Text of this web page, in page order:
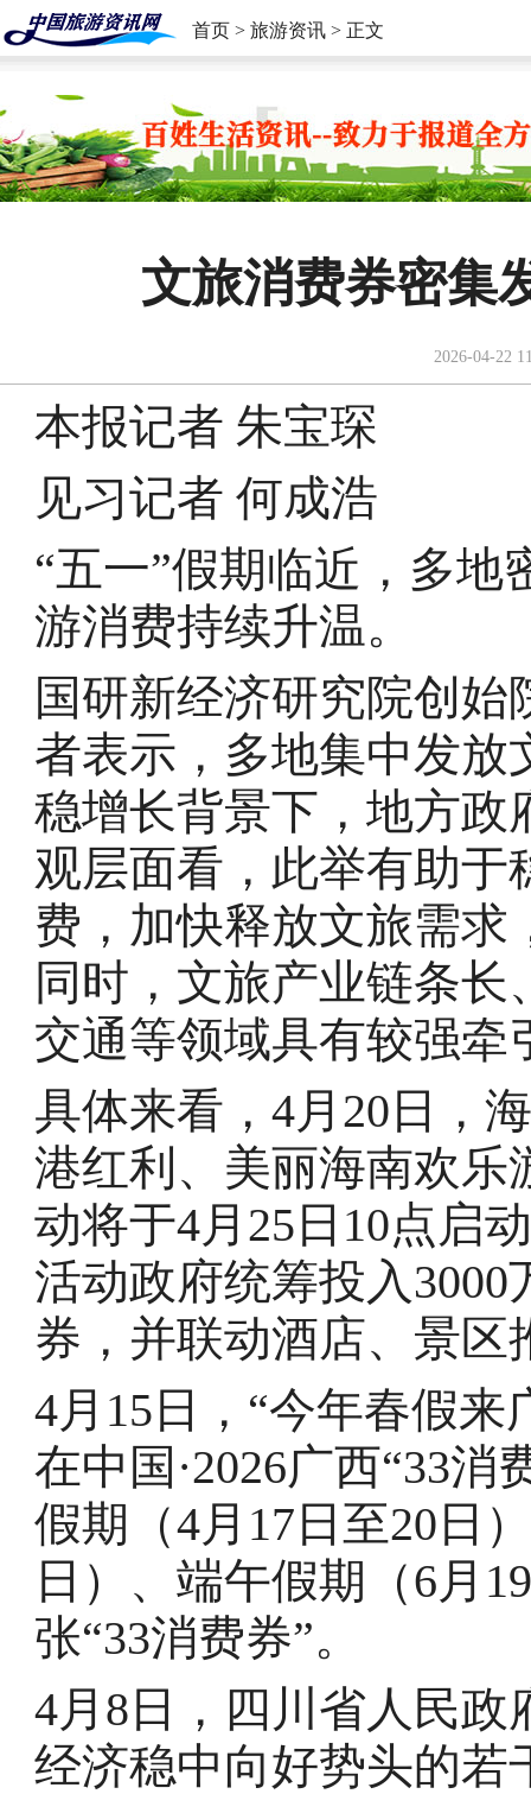
首页 > 旅游资讯 > 正文
文旅消费券密集
2026-04-22
本报记者 朱宝琛
见习记者 何成浩
“五一”假期临近，多
游消费持续升温。
国研新经济研究院创
者表示，多地集中发放
稳增长背景下，地方政
观层面看，此举有助
费，加快释放文旅需
同时，文旅产业链条
交通等领域具有较强牵
具体来看，4月20日，
港红利、美丽海南欢乐
动将于4月25日10点启
活动政府统筹投入
券，并联动酒店、景区
4月15日，“今年春假
在中国·2026广西“33
假期（4月17日至20日
日）、端午假期（6月
张“33消费券”。
4月8日，四川省人民
经济稳中向好势头的若